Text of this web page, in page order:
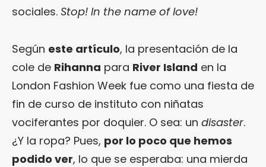
sociales. Stop! In the name of love!
Según este artículo, la presentación de la
cole de Rihanna para River Island en la
London Fashion Week fue como una fiesta de
fin de curso de instituto con niñatas
vociferantes por doquier. O sea: un disaster.
¿Y la ropa? Pues, por lo poco que hemos
podido ver, lo que se esperaba: una mierda